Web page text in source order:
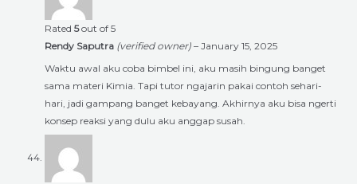
Rated 5out of 5
Rendy Saputra (verified owner) – January 15, 2025
Waktu awal aku coba bimbel ini, aku masih bingung banget
sama materi Kimia. Tapi tutor ngajarin pakai contoh sehari-
hari, jadi gampang banget kebayang. Akhirnya aku bisa ngerti
konsep reaksi yang dulu aku anggap susah.